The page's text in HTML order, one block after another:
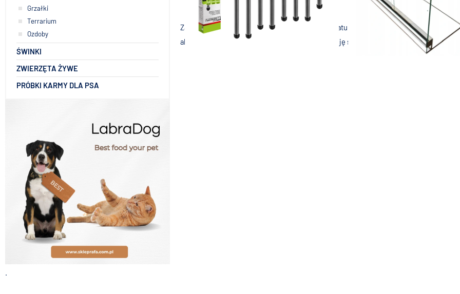
Grzałki
Terrarium
Ozdoby
ŚWINKI
ZWIERZĘTA ŻYWE
PRÓBKI KARMY DLA PSA
.
Terrarium
Zapraszamy do naszego sklepu posiadamy o 50 gatunków ryb. W ofercie znajdują
akcesorió akwarystycznych. Nie wszystko znajduję si,e na stronie z powodów czysto